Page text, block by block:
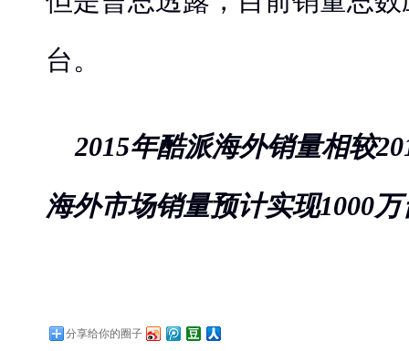
台。
2015年酷派海外销量相较
海外市场销量预计实现1000
分享给你的圈子